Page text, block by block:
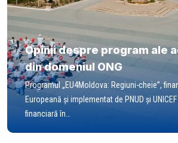
Opinii despre program ale
din domeniul ONG
Programul „EU4Moldova: Regiuni-cheie”,
Europeană și implementat de PNUD și
financiară în…